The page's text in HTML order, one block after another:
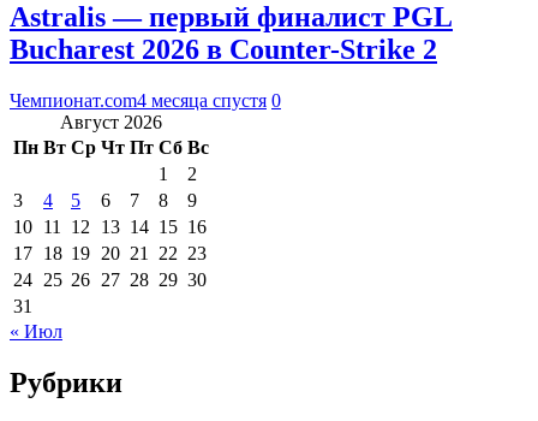
Astralis — первый финалист PGL
Bucharest 2026 в Counter-Strike 2
Чемпионат.com4 месяца спустя 0
Август 2026
Пн Вт Ср Чт Пт Сб Вс
1
2
3
4 5 6 7 8
9
10 11 12 13 14 15 16
17 18 19 20 21 22 23
24 25 26 27 28 29 30
31
« Июл
Рубрики